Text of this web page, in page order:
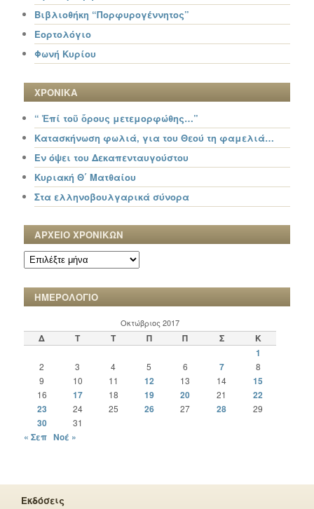
Βιβλιοθήκη “Πορφυρογέννητος”
Εορτολόγιο
Φωνή Κυρίου
ΧΡΟΝΙΚΑ
“ Ἐπί τοῦ ὄρους μετεμορφώθης…”
Κατασκήνωση φωλιά, για του Θεού τη φαμελιά…
Εν όψει του Δεκαπενταυγούστου
Κυριακή Θ΄ Ματθαίου
Στα ελληνοβουλγαρικά σύνορα
ΑΡΧΕΙΟ ΧΡΟΝΙΚΩΝ
ΑΡΧΕΙΟ
ΧΡΟΝΙΚΩΝ
ΗΜΕΡΟΛΟΓΙΟ
Οκτώβριος 2017
Δ Τ Τ Π Π Σ
Κ
1
2 3 4 5 6 7
8
9
10 11 12 13 14 15
16 17 18 19 20 21
22
23
24 25 26 27 28 29
30 31
« Σεπ Νοέ »
Εκδόσεις